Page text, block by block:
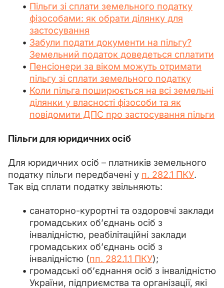
Пільги зі сплати земельного податку
фізособами: як обрати ділянку для
застосування
Забули подати документи на пільгу?
Земельний податок доведеться сплатити
Пенсіонери за віком можуть отримати
пільгу зі сплати земельного податку
Коли пільга поширюється на всі земельні
ділянки у власності фізособи та як
повідомити ДПС про застосування пільги
Пільги для юридичних осіб
Для юридичних осіб – платників земельного
податку пільги передбачені у п. 282.1 ПКУ.
Так від сплати податку звільняють:
санаторно-курортні та оздоровчі заклади
громадських об’єднань осіб з
інвалідністю, реабілітаційні заклади
громадських об’єднань осіб з
інвалідністю (пп. 282.1.1 ПКУ);
громадські об’єднання осіб з інвалідністю
України, підприємства та організації, які